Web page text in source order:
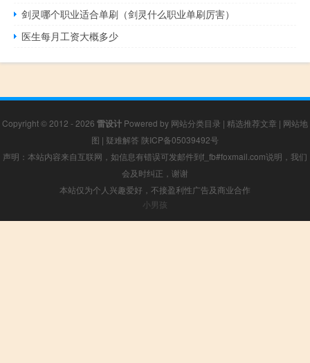
剑灵哪个职业适合单刷（剑灵什么职业单刷厉害）
医生每月工资大概多少
Copyright © 2012 - 2026 雷设计 Powered by 网站分类目录 | 精选推荐文章 | 网站地
图 | 疑难解答 陕ICP备05039492号
声明：本站内容来自互联网，如信息有错误可发邮件到f_fb#foxmail.com说明，我们
会及时纠正，谢谢
本站仅为个人兴趣爱好，不接盈利性广告及商业合作
小男孩